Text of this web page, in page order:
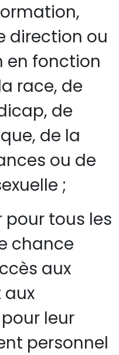
direction ou
en fonction
race, de
de
de la
ou de
;
pour tous les
chance
aux
aux
leur
personnel